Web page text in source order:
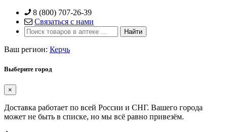
Skip
content
8 (800) 707-26-39
Связаться с нами
Ваш регион: Керчь
Выберите город
×
Доставка работает по всей России и СНГ. Вашего города
может не быть в списке, но мы всё равно привезём.